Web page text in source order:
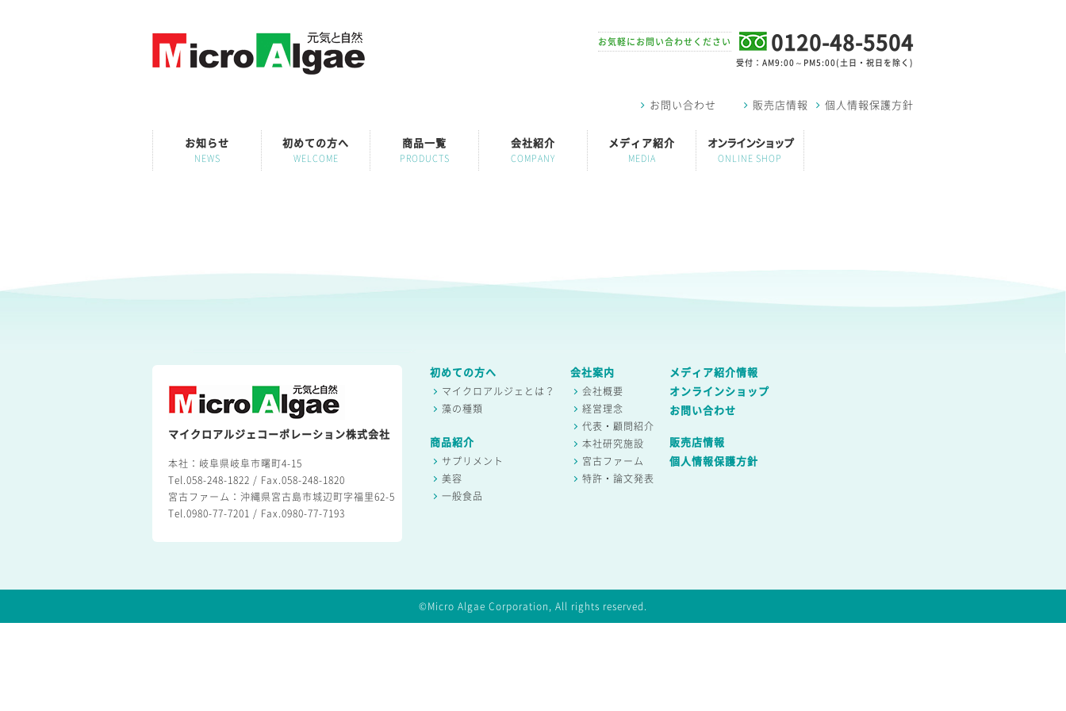
お気軽にお問い合わせください 0120-48-5504
受付：AM9:00～PM5:00(土日・祝日を除く)
お問い合わせ 販売店情報 個人情報保護方針
お知らせ
NEWS
初めての方へ
WELCOME
商品一覧
PRODUCTS
会社紹介
COMPANY
メディア紹介
MEDIA
オンラインショップ
ONLINE SHOP
マイクロアルジェコーポレーション株式会社
本社：岐阜県岐阜市曙町4-15
Tel.058-248-1822 / Fax.058-248-1820
宮古ファーム：沖縄県宮古島市城辺町字福里62-5
Tel.0980-77-7201 / Fax.0980-77-7193
初めての方へ
マイクロアルジェとは？
藻の種類
商品紹介
サプリメント
美容
一般食品
会社案内
会社概要
経営理念
代表・顧問紹介
本社研究施設
宮古ファーム
特許・論文発表
メディア紹介情報
オンラインショップ
お問い合わせ
販売店情報
個人情報保護方針
©Micro Algae Corporation, All rights reserved.